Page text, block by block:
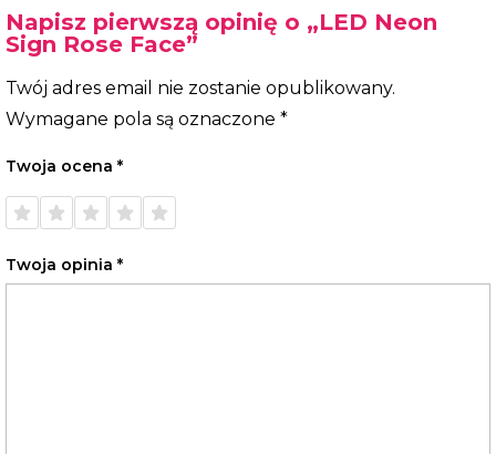
Napisz pierwszą opinię o „LED Neon
Sign Rose Face”
Twój adres email nie zostanie opublikowany.
Wymagane pola są oznaczone *
Twoja ocena *
1 z 5
gwiazdek
2 z 5
gwiazdek
3 z 5
gwiazdek
4 z 5
gwiazdek
5 z 5
gwiazdek
Twoja opinia *